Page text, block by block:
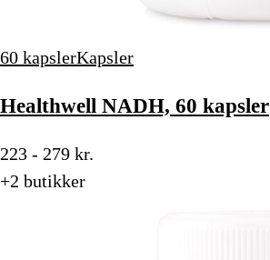
60 kapslerKapsler
Healthwell NADH, 60 kapsler
223 - 279 kr.
+2 butikker